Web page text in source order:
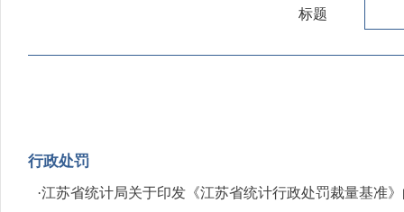
标题
行政处罚
·江苏省统计局关于印发《江苏省统计行政处罚裁量基准